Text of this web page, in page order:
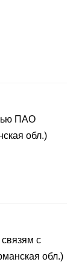
ПАО
обл.)
с
обл.)